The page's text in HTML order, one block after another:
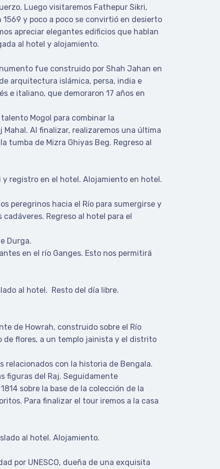
Luego visitaremos Fathepur Sikri,
y poco a poco se convirtió en desierto
apreciar elegantes edificios que hablan
al hotel y alojamiento.
fue construido por Shah Jahan en
arquitectura islámica, persa, india e
e italiano, que demoraron 17 años en
Mogol para combinar la
Al finalizar, realizaremos una última
tumba de Mizra Ghiyas Beg. Regreso al
y registro en el hotel. Alojamiento en hotel.
peregrinos hacia el Río para sumergirse y
Regreso al hotel para el
Durga.
en el río Ganges. Esto nos permitirá
al hotel. Resto del día libre.
de Howrah, construido sobre el Río
de flores, a un templo jainista y el distrito
relacionados con la historia de Bengala.
figuras del Raj. Seguidamente
sobre la base de la colección de la
Para finalizar el tour iremos a la casa
al hotel. Alojamiento.
por UNESCO, dueña de una exquisita